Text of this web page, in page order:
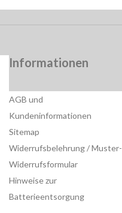
Informationen
AGB und
Kundeninformationen
Sitemap
Widerrufsbelehrung / Muster-
Widerrufsformular
Hinweise zur
Batterieentsorgung